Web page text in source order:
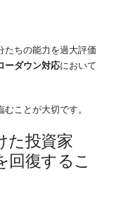
たちの能力を過大評価
ーダウン対応において
ことが大切です。
た投資家
回復するこ